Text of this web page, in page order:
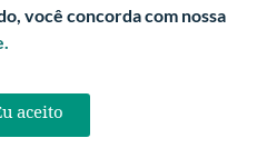
você concorda com nossa
aceito